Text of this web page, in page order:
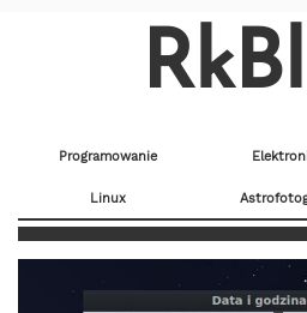
Programowanie
Linux